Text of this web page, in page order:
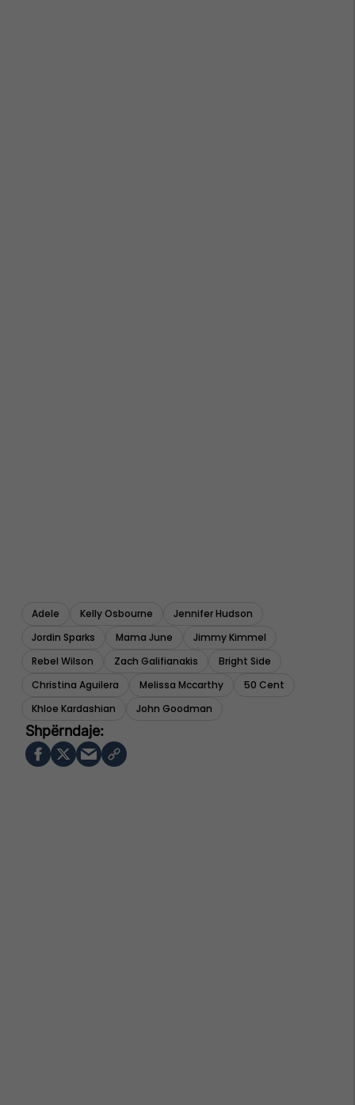
Adele Kelly Osbourne
Jennifer Hudson
Jordin Sparks
Mama June
Jimmy Kimmel
Rebel Wilson
Zach Galifianakis
Bright Side
Christina Aguilera
Melissa Mccarthy
50 Cent
Khloe Kardashian
John Goodman